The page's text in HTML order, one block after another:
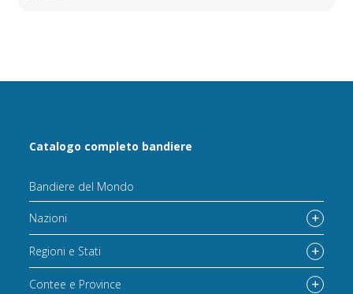
Catalogo completo bandiere
Bandiere del Mondo
Nazioni
Regioni e Stati
Contee e Province